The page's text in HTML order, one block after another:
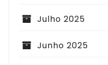
Julho 2025
Junho 2025